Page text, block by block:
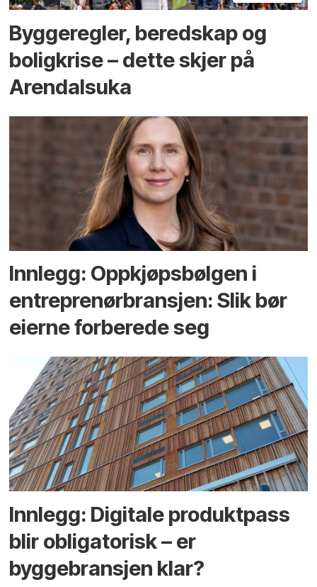
Bygge­regler, beredskap og
bolig­krise – dette skjer på
Arendals­uka
Innlegg: Oppkjøps­bølgen i
entreprenør­bransjen: Slik bør
eierne forberede seg
Innlegg: Digitale produktpass
blir obligatorisk – er
byggebransjen klar?